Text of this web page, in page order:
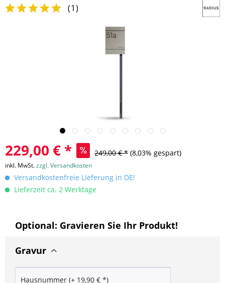
(1)
229,00 € * 249,00 € * (8,03% gespart)
inkl. MwSt.zzgl. Versandkosten
Versandkostenfreie Lieferung in DE!
Lieferzeit ca. 2 Werktage
Optional: Gravieren Sie Ihr Produkt!
Gravur